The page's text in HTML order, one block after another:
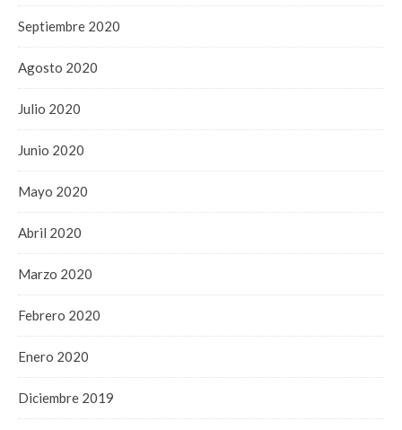
Septiembre 2020
Agosto 2020
Julio 2020
Junio 2020
Mayo 2020
Abril 2020
Marzo 2020
Febrero 2020
Enero 2020
Diciembre 2019